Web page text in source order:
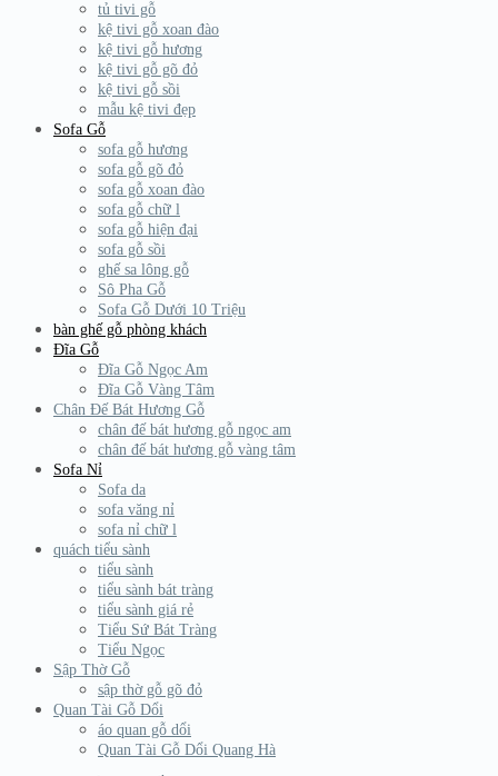
tủ tivi gỗ
kệ tivi gỗ xoan đào
kệ tivi gỗ hương
kệ tivi gỗ gõ đỏ
kệ tivi gỗ sồi
mẫu kệ tivi đẹp
Sofa Gỗ
sofa gỗ hương
sofa gỗ gõ đỏ
sofa gỗ xoan đào
sofa gỗ chữ l
sofa gỗ hiện đại
sofa gỗ sồi
ghế sa lông gỗ
Sô Pha Gỗ
Sofa Gỗ Dưới 10 Triệu
bàn ghế gỗ phòng khách
Đĩa Gỗ
Đĩa Gỗ Ngọc Am
Đĩa Gỗ Vàng Tâm
Chân Đế Bát Hương Gỗ
chân đế bát hương gỗ ngọc am
chân đế bát hương gỗ vàng tâm
Sofa Nỉ
Sofa da
sofa văng nỉ
sofa nỉ chữ l
quách tiểu sành
tiểu sành
tiểu sành bát tràng
tiểu sành giá rẻ
Tiểu Sứ Bát Tràng
Tiểu Ngọc
Sập Thờ Gỗ
sập thờ gỗ gõ đỏ
Quan Tài Gỗ Dổi
áo quan gỗ dổi
Quan Tài Gỗ Dổi Quang Hà